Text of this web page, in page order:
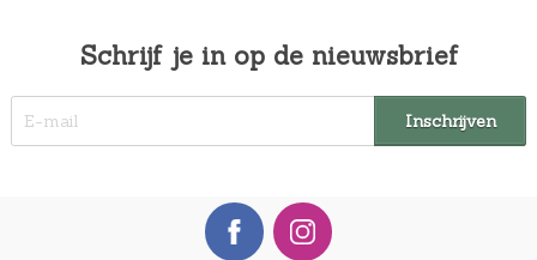
Schrijf je in op de nieuwsbrief